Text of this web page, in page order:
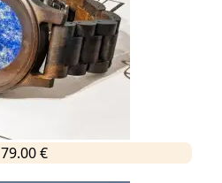
79.00 €